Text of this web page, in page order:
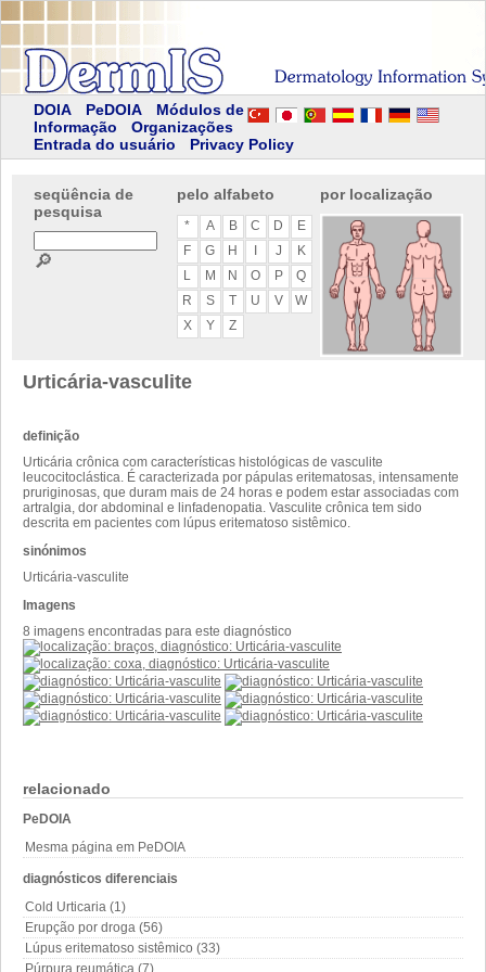
DOIA PeDOIA
Módulos de
Informação
Organizações
Entrada do usuário
Privacy Policy
seqüência de
pesquisa
🔎
pelo alfabeto
* A B C D
E
F
G H J
K
L
M N O P
Q
R
S T U V
W
X
Y Z
por localização
relacionado
PeDOIA
Mesma página em PeDOIA
diagnósticos diferenciais
Cold Urticaria (1)
Erupção por droga (56)
Lúpus eritematoso sistêmico (33)
Púrpura reumática (7)
Urticária-vasculite
definição
Urticária crônica com características histológicas de vasculite
leucocitoclástica. É caracterizada por pápulas eritematosas, intensamente
pruriginosas, que duram mais de 24 horas e podem estar associadas com
artralgia, dor abdominal e linfadenopatia. Vasculite crônica tem sido
descrita em pacientes com lúpus eritematoso sistêmico.
sinónimos
Urticária-vasculite
Imagens
8 imagens encontradas para este diagnóstico